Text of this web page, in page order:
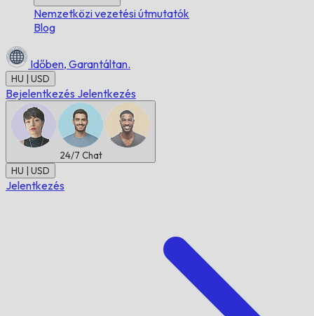
Nemzetközi vezetési útmutatók
Blog
Időben, Garantáltan.
HU | USD
Bejelentkezés Jelentkezés
24/7 Chat
HU | USD
Jelentkezés